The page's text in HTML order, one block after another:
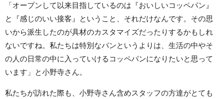
「オープンして以来目指しているのは『おいしいコッペパン』
と『感じのいい接客』ということ、それだけなんです。その思
いから派生したのが具材のカスタマイズだったりするかもしれ
ないですね。私たちは特別なパンというよりは、生活の中やそ
の人の日常の中に入っていけるコッペパンになりたいと思って
います」と小野寺さん。
私たちが訪れた際も、小野寺さん含めスタッフの方達がとても